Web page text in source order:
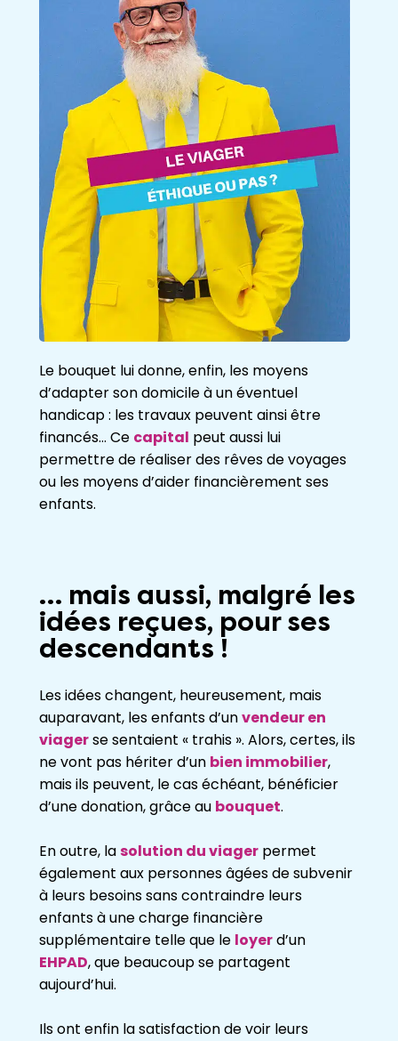
Le bouquet lui donne, enfin, les moyens
d’adapter son domicile à un éventuel
handicap : les travaux peuvent ainsi être
financés… Ce capital peut aussi lui
permettre de réaliser des rêves de voyages
ou les moyens d’aider financièrement ses
enfants.
… mais aussi, malgré les
idées reçues, pour ses
descendants !
Les idées changent, heureusement, mais
auparavant, les enfants d’unvendeur en
viagerse sentaient « trahis ». Alors, certes, ils
ne vont pas hériter d’un bien immobilier,
mais ils peuvent, le cas échéant, bénéficier
d’une donation, grâce au bouquet.
En outre, lasolution du viager permet
également aux personnes âgées de subvenir
à leurs besoins sans contraindre leurs
enfants à une charge financière
supplémentaire telle que le loyerd’un
EHPAD, que beaucoup se partagent
aujourd’hui.
Ils ont enfin la satisfaction de voir leurs